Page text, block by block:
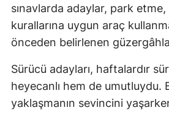
sınavlarda adaylar, park
kurallarına uygun araç
önceden belirlenen
Sürücü adayları, haftalardır
heyecanlı hem de umutluydu.
yaklaşmanın sevincini